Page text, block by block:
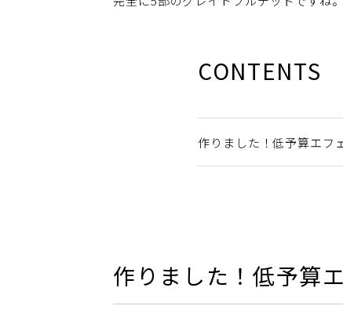
CONTENTS
作りました！低予算エフ
作りました！低予算